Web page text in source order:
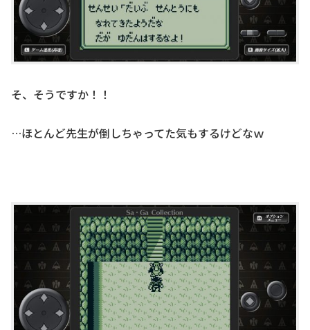
そ、そうですか！！
…ほとんど先生が倒しちゃってた気もするけどなｗ